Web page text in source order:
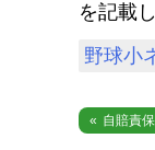
を記載
野球小
投自賠責